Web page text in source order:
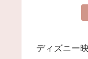
ディズニー